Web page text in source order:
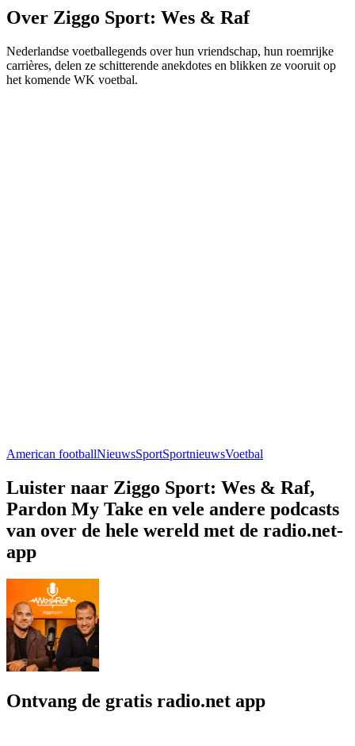
Over Ziggo Sport: Wes & Raf
Nederlandse voetballegends over hun vriendschap, hun roemrijke
carrières, delen ze schitterende anekdotes en blikken ze vooruit op
het komende WK voetbal.
American footballNieuwsSportSportnieuwsVoetbal
Luister naar Ziggo Sport: Wes & Raf,
Pardon My Take en vele andere podcasts
van over de hele wereld met de radio.net-
app
Ontvang de gratis radio.net app